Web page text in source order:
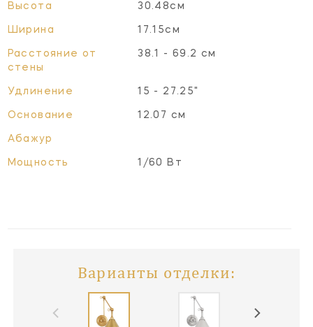
Высота 30.48см
Ширина 17.15см
Расстояние от
стены
38.1 - 69.2 см
Удлинение 15 - 27.25"
Основание 12.07 см
Абажур
Мощность 1/60 Вт
Варианты отделки: